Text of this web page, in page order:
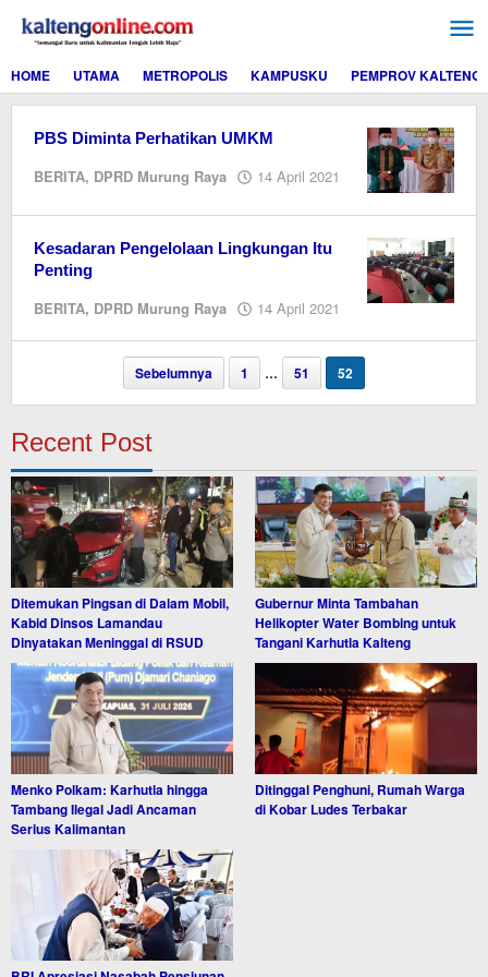
konten
HOME
UTAMA METROPOLIS KAMPUSKU PEMPROV KALTENG
PBS Diminta Perhatikan UMKM
BERITA, DPRD Murung Raya 14 April 2021
oleh
M.A
Kesadaran Pengelolaan Lingkungan Itu
Penting
BERITA, DPRD Murung Raya 14 April 2021
oleh
Sebelumnya 1 … 51 52
Recent Post
Ditemukan Pingsan di Dalam Mobil,
Kabid Dinsos Lamandau
Dinyatakan Meninggal di RSUD
Gubernur Minta Tambahan
Helikopter Water Bombing untuk
Tangani Karhutla Kalteng
Menko Polkam: Karhutla hingga
Tambang Ilegal Jadi Ancaman
Serius Kalimantan
Ditinggal Penghuni, Rumah Warga
di Kobar Ludes Terbakar